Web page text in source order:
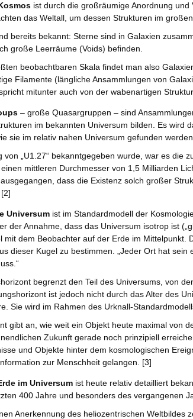
ist durch die großräumige Anordnung
das Weltall, um dessen Strukturen im
bereits bekannt: Sterne sind in Galaxien
große Leerräume (Voids) befinden.
beobachtbaren Skala findet man also
Filamente (längliche Ansammlungen von
mitunter auch von der wabenartigen
– große Quasargruppen – sind
im bekannten Universum bilden. Es wird
sie im relativ nahen Universum gefunden werden.
von „U1.27“ bekanntgegeben wurde, war es
mittleren Durchmesser von 1,5 Milliarden
dass die Existenz solch großer
Universum ist im Standardmodell der
der Annahme, dass das Universum isotrop ist
mit dem Beobachter auf der Erde im
dieser Kugel zu bestimmen. „Jeder Ort hat
begrenzt den Teil des Universums, von
ist jedoch nicht durch das Alter des
Sie wird im Rahmen des Urknall-
gibt an, wie weit ein Objekt heute maximal von
Zukunft gerade noch prinzipiell
und Objekte hinter dem kosmologischen
zur Menschheit gelangen. [3]
im Universum ist heute relativ detailliert
400 Jahre und besonders des vergangenen
Anerkennung des heliozentrischen Weltbildes